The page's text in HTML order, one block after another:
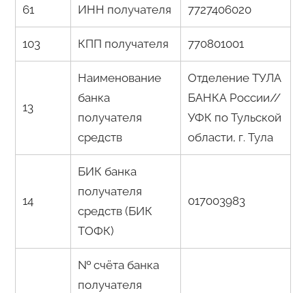
61 ИНН получателя 7727406020
103 КПП получателя 770801001
13
Наименование
банка
получателя
средств
Отделение ТУЛА
БАНКА России//
УФК по Тульской
области, г. Тула
14
БИК банка
получателя
средств (БИК
ТОФК)
017003983
№ счёта банка
получателя